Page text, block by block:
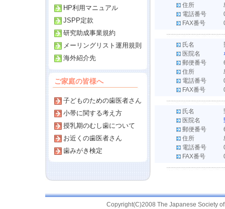
HP利用マニュアル
JSPP定款
研究助成事業規約
メーリングリスト運用規則
海外紹介先
ご家庭の皆様へ
子どものための歯医者さん
小帯に関する考え方
授乳期のむし歯について
お近くの歯医者さん
歯みがき検定
住所
電話番号
FAX番号
氏名
医院名
郵便番号
住所
電話番号
FAX番号
氏名
医院名
郵便番号
住所
電話番号
FAX番号
Copyright(C)2008 The Japanese Society